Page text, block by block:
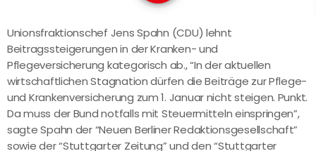
Unionsfraktionschef Jens Spahn (CDU) lehnt
Beitragssteigerungen in der Kranken- und
Pflegeversicherung kategorisch ab., “In der aktuellen
wirtschaftlichen Stagnation dürfen die Beiträge zur Pflege-
und Krankenversicherung zum 1. Januar nicht steigen. Punkt.
Da muss der Bund notfalls mit Steuermitteln einspringen”,
sagte Spahn der “Neuen Berliner Redaktionsgesellschaft”
sowie der “Stuttgarter Zeitung” und den “Stuttgarter